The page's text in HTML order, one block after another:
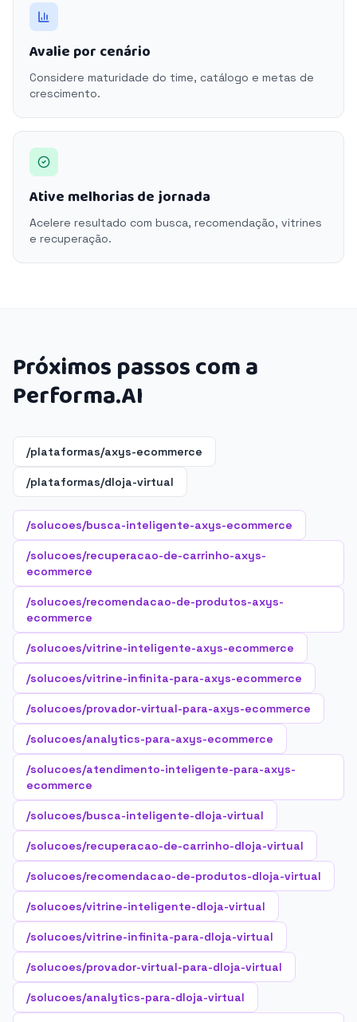
Avalie por cenário
Considere maturidade do time, catálogo e metas de
crescimento.
Ative melhorias de jornada
Acelere resultado com busca, recomendação, vitrines
e recuperação.
Próximos passos com a
Performa.AI
/plataformas/axys-ecommerce
/plataformas/dloja-virtual
/solucoes/busca-inteligente-axys-ecommerce
/solucoes/recuperacao-de-carrinho-axys-
ecommerce
/solucoes/recomendacao-de-produtos-axys-
ecommerce
/solucoes/vitrine-inteligente-axys-ecommerce
/solucoes/vitrine-infinita-para-axys-ecommerce
/solucoes/provador-virtual-para-axys-ecommerce
/solucoes/analytics-para-axys-ecommerce
/solucoes/atendimento-inteligente-para-axys-
ecommerce
/solucoes/busca-inteligente-dloja-virtual
/solucoes/recuperacao-de-carrinho-dloja-virtual
/solucoes/recomendacao-de-produtos-dloja-virtual
/solucoes/vitrine-inteligente-dloja-virtual
/solucoes/vitrine-infinita-para-dloja-virtual
/solucoes/provador-virtual-para-dloja-virtual
/solucoes/analytics-para-dloja-virtual